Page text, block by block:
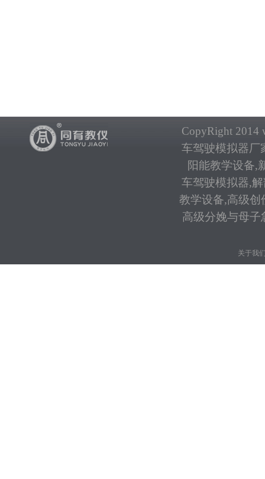
CopyRight 2014
车驾驶模拟器厂
阳能教学设备,
车驾驶模拟器,
教学设备,高级创
高级分娩与母子
关于我